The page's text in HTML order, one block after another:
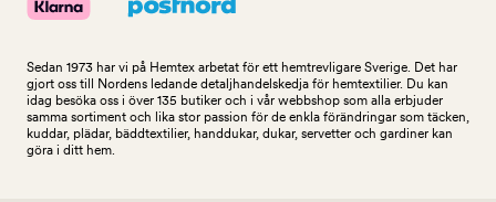
Sedan 1973 har vi på Hemtex arbetat för ett hemtrevligare Sverige. Det har
gjort oss till Nordens ledande detaljhandelskedja för hemtextilier. Du kan
idag besöka oss i över 135 butiker och i vår webbshop som alla erbjuder
samma sortiment och lika stor passion för de enkla förändringar som täcken,
kuddar, plädar, bäddtextilier, handdukar, dukar, servetter och gardiner kan
göra i ditt hem.